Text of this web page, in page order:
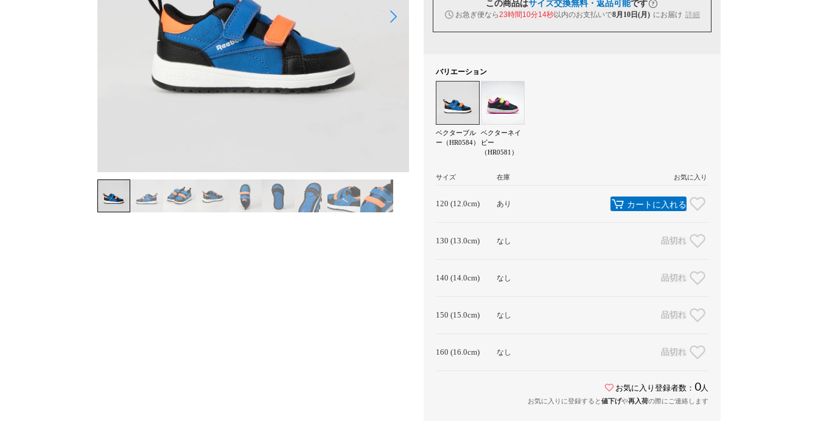
この商品はサイズ交換無料・返品可能です
お急ぎ便なら23時間10分14秒以内のお支払いで8月10日(月) にお届け 詳細
バリエーション
ベクターブル
ー（HR0584）
ベクターネイ
ビー
（HR0581）
サイズ 在庫 お気に入り
120 (12.0cm) あり カートに入れる
130 (13.0cm) なし 品切れ
140 (14.0cm) なし 品切れ
150 (15.0cm) なし 品切れ
160 (16.0cm) なし 品切れ
お気に入り登録者数： 0人
お気に入りに登録すると値下げや再入荷の際にご連絡します